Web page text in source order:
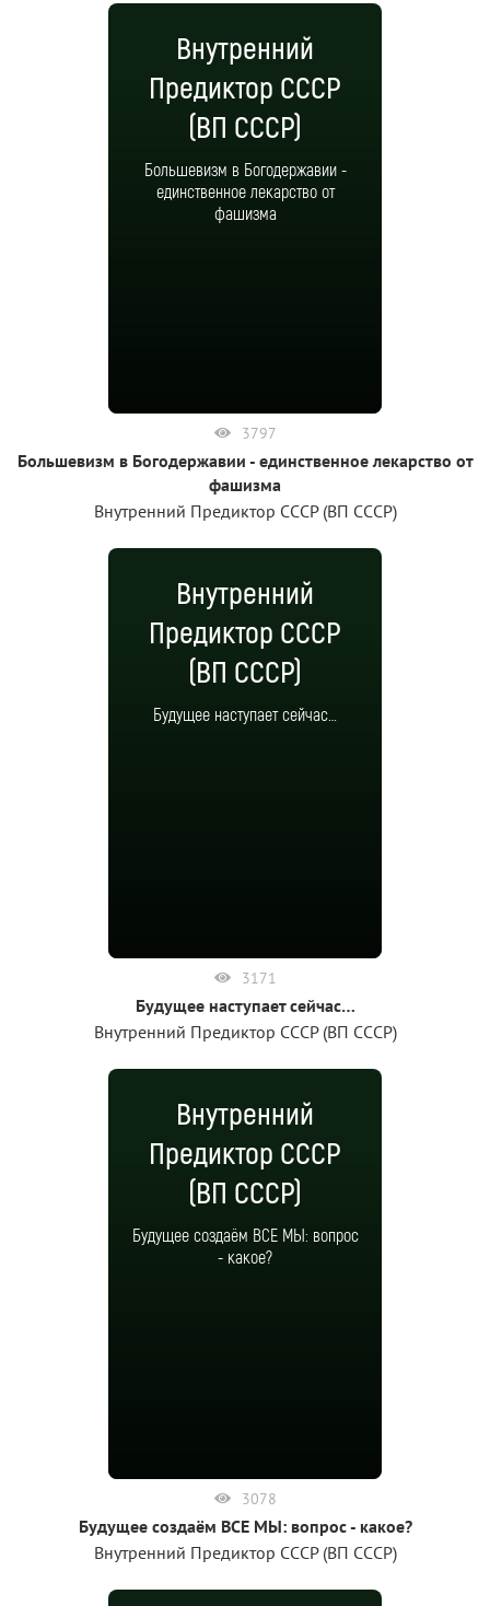
Внутренний
Предиктор СССР
(ВП СССР)
Большевизм в Богодержавии -
единственное лекарство от
фашизма
3797
Большевизм в Богодержавии - единственное лекарство от
фашизма
Внутренний Предиктор СССР (ВП СССР)
Внутренний
Предиктор СССР
(ВП СССР)
Будущее наступает сейчас…
3171
Будущее наступает сейчас…
Внутренний Предиктор СССР (ВП СССР)
Внутренний
Предиктор СССР
(ВП СССР)
Будущее создаём ВСЕ МЫ: вопрос
- какое?
3078
Будущее создаём ВСЕ МЫ: вопрос - какое?
Внутренний Предиктор СССР (ВП СССР)